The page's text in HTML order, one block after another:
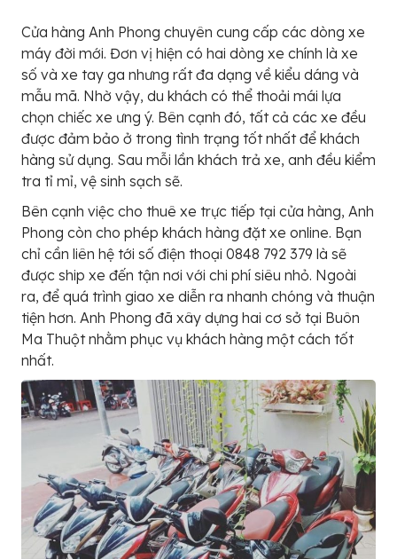
Cửa hàng Anh Phong chuyên cung cấp các dòng xe
máy đời mới. Đơn vị hiện có hai dòng xe chính là xe
số và xe tay ga nhưng rất đa dạng về kiểu dáng và
mẫu mã. Nhờ vậy, du khách có thể thoải mái lựa
chọn chiếc xe ưng ý. Bên cạnh đó, tất cả các xe đều
được đảm bảo ở trong tình trạng tốt nhất để khách
hàng sử dụng. Sau mỗi lần khách trả xe, anh đều kiểm
tra tỉ mỉ, vệ sinh sạch sẽ.
Bên cạnh việc cho thuê xe trực tiếp tại cửa hàng, Anh
Phong còn cho phép khách hàng đặt xe online. Bạn
chỉ cần liên hệ tới số điện thoại 0848 792 379 là sẽ
được ship xe đến tận nơi với chi phí siêu nhỏ. Ngoài
ra, để quá trình giao xe diễn ra nhanh chóng và thuận
tiện hơn. Anh Phong đã xây dựng hai cơ sở tại Buôn
Ma Thuột nhằm phục vụ khách hàng một cách tốt
nhất.